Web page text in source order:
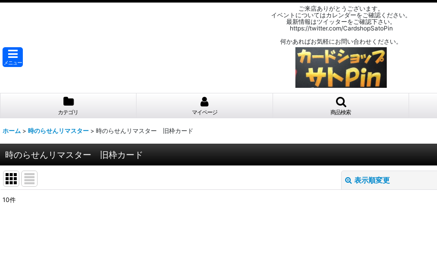
ご来店ありがとうございます。
イベントについてはカレンダーをご確認ください。
最新情報はツイッターをご確認下さい。
https://twitter.com/CardshopSatoPin
何かあればお気軽にお問い合わせください。
メニュー
カテゴリ マイページ 商品検索
ホーム > 時のらせんリマスター > 時のらせんリマスター 旧枠カード
時のらせんリマスター 旧枠カード
表示順変更
10件